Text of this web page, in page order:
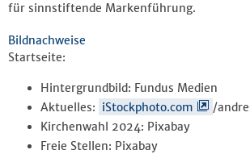
für sinnstiftende Markenführung.
Bildnachweise
Startseite:
Hintergrundbild: Fundus Medien
Aktuelles: iStockphoto.com
/
Kirchenwahl 2024: Pixabay
Freie Stellen: Pixabay